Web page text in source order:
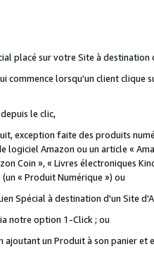
placé sur votre Site à destination
commence lorsqu'un client
le clic,
exception faite des produits
logiciel Amazon ou un article «
Coin », « Livres électroniques
« Produit Numérique ») ou
Spécial à destination d'un Site
notre option 1-Click ; ou
un Produit à son panier et